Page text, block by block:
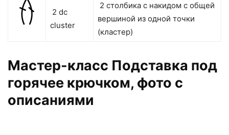
2 dc
cluster
2 столбика с накидом с общей
вершиной из одной точки
(кластер)
Мастер-класс Подставка под
горячее крючком, фото с
описаниями